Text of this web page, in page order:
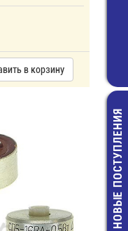
FSMD005-
НОВЫЕ ПОСТУПЛЕНИЯ
в корзину